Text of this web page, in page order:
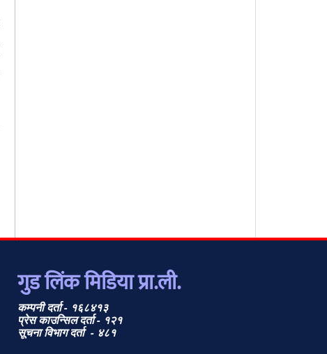
गुड लिंक मिडिया प्रा.ली.
कम्पनी दर्ता - १६८४१३
प्रेस काउन्सिल दर्ता - १२१
सूचना विभाग दर्ता - ४८१